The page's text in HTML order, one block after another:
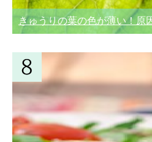
きゅうりの葉の色が薄い！原